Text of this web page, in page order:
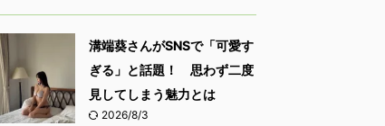
溝端葵さんがSNSで「可愛す
ぎる」と話題！ 思わず二度
見してしまう魅力とは
2026/8/3